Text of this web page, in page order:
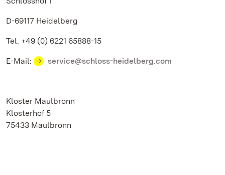
D-69117 Heidelberg
Tel. +49 (0) 6221 65888-15
E-Mail: service@schloss-heidelberg.com
Kloster Maulbronn
Klosterhof 5
75433 Maulbronn